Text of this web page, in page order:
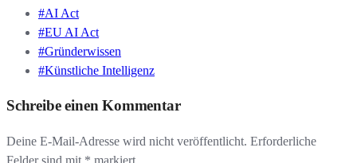
#AI Act
#EU AI Act
#Gründerwissen
#Künstliche Intelligenz
Schreibe einen Kommentar
Deine E-Mail-Adresse wird nicht veröffentlicht. Erforderliche
Felder sind mit * markiert